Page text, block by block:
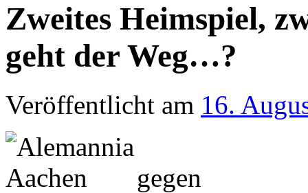
Zweites Heimspiel,
geht der Weg…?
Veröffentlicht am 16.